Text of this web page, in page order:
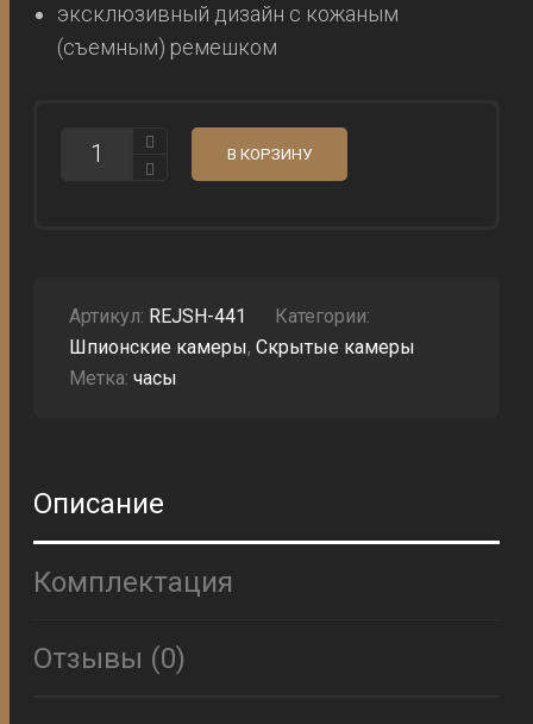
эксклюзивный дизайн с кожаным
(съемным) ремешком
КОЛИЧЕСТВО
ШПИОНСКИЕ
В КОРЗИНУ
Артикул: REJSH-441
Категории:
Шпионские камеры,Скрытые камеры
Метка:часы
Описание
Комплектация
Отзывы (0)